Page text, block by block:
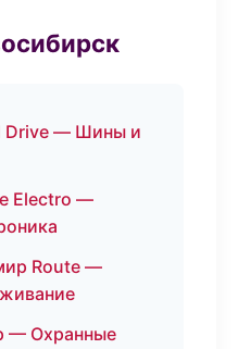
Drive — Шины и
Electro —
Route —
— Охранные